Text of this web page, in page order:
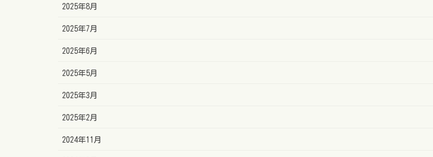
2025年8月
2025年7月
2025年6月
2025年5月
2025年3月
2025年2月
2024年11月